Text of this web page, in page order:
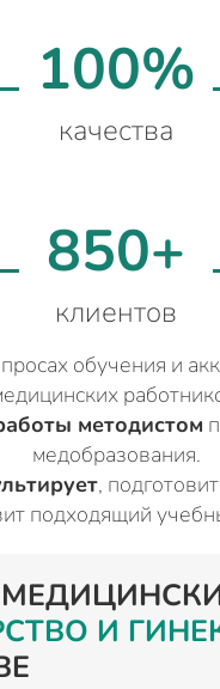
100%
качества
850+
клиентов
обучения и
методистом
медобразования.
,
подходящий
И